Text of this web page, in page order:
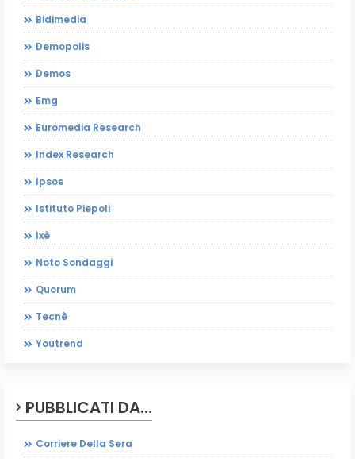
Bidimedia
Demopolis
Demos
Emg
Euromedia Research
Index Research
Ipsos
Istituto Piepoli
Ixè
Noto Sondaggi
Quorum
Tecnè
Youtrend
PUBBLICATI DA...
Corriere Della Sera